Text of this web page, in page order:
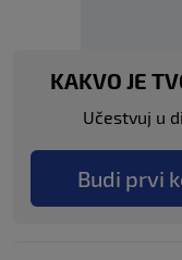
KAKVO JE
Učestvuj u
Budi prvi